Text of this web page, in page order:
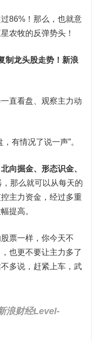
86%！那么，也就意
农牧的反弹势头！
制龙头股走势！新浪
看盘、观察主力动
有情况了说一声”。
北向掘金、形态识金、
那么就可以从每天的
主力资金，经过多重
提高。
票一样，你今天不
也更不要让主力多了
多说，赶紧上车，武
浪财经Level-